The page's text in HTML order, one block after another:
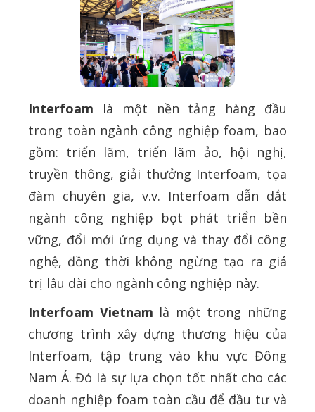
Interfoam là một nền tảng hàng đầu
trong toàn ngành công nghiệp foam, bao
gồm: triển lãm, triển lãm ảo, hội nghị,
truyền thông, giải thưởng Interfoam, tọa
đàm chuyên gia, v.v. Interfoam dẫn dắt
ngành công nghiệp bọt phát triển bền
vững, đổi mới ứng dụng và thay đổi công
nghệ, đồng thời không ngừng tạo ra giá
trị lâu dài cho ngành công nghiệp này.
Interfoam Vietnam là một trong những
chương trình xây dựng thương hiệu của
Interfoam, tập trung vào khu vực Đông
Nam Á. Đó là sự lựa chọn tốt nhất cho các
doanh nghiệp foam toàn cầu để đầu tư và